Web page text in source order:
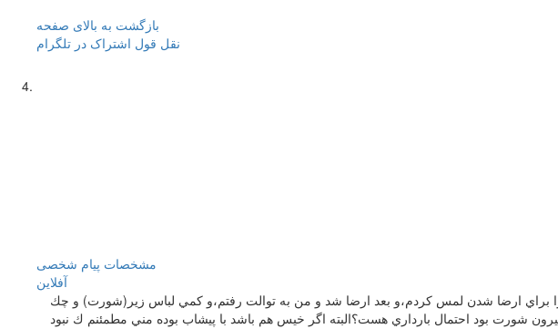
بازگشت به بالای صفحه
نقل قول اشتراک در تلگرام
مشخصات پیام شخصی
آفلاين
معذرت آلت او را براي ارضا شدن لمس كردم،و بعد ارضا شد و من به توالت رفتم،و كمي لباس زير(شورت) و چك
شورت بود احتمال بارداري هست؟البته اگر خيس هم باشد با پيشاب بوده مني مطمئنم ك نبود